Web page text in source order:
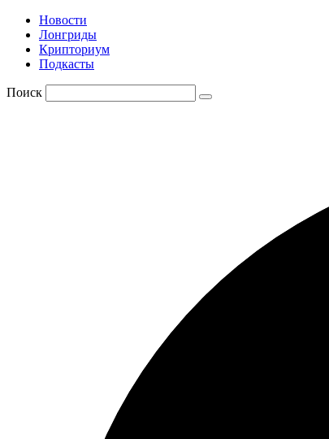
Новости
Лонгриды
Крипториум
Подкасты
Поиск